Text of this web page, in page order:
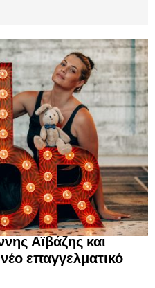
Αϊβάζης και
επαγγελματικό